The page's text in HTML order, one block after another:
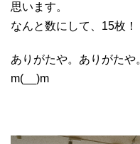
思います。
なんと数にして、15枚！
ありがたや。ありがたや
m(__)m